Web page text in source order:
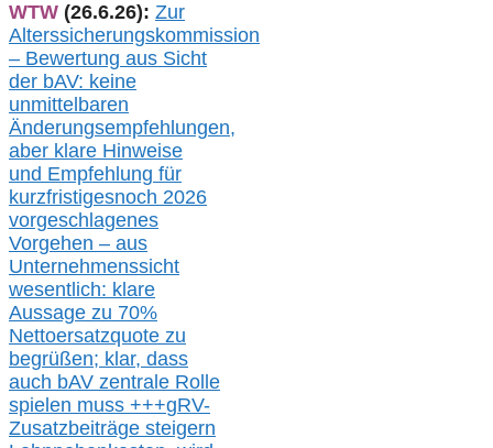
WTW (26.6.26): Zur
Alterssicherungskommission
– Bewertung aus Sicht
der bAV: keine
unmittelbaren
Änderungsempfehlungen,
aber klare Hinweise
und Empfehlung für
kurzfristigesnoch 2026
vorgeschlagenes
Vorgehen – aus
Unternehmenssicht
wesentlich: klare
Aussage zu 70%
Nettoersatzquote zu
begrüßen; klar, dass
auch bAV zentrale Rolle
spielen muss +++gRV-
Zusatzbeiträge steigern